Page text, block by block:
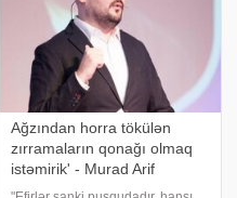
Ağzından horra tökülən
zırramaların qonağı olmaq
istəmirik' - Murad Arif